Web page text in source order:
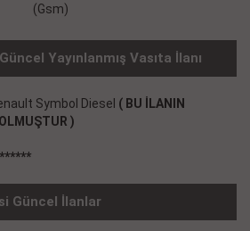
(Gsm)
Yayınlanmış Vasıta İlanı
Symbol Diesel ( BU İLANIN
)
Güncel İlanlar